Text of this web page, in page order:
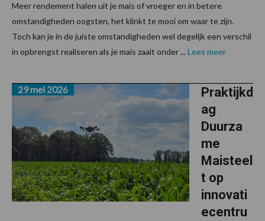
Meer rendement halen uit je mais of vroeger en in betere
omstandigheden oogsten, het klinkt te mooi om waar te zijn.
Toch kan je in de juiste omstandigheden wel degelijk een verschil
in opbrengst realiseren als je mais zaait onder ... Lees meer
Praktijkd
ag
Duurza
me
Maisteel
t op
innovati
ecentru
29 mei 2026